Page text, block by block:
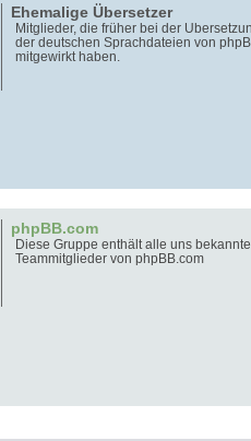
Ehemalige Übersetzer
Mitglieder, die früher bei der
der deutschen Sprachdateien von
mitgewirkt haben.
phpBB.com
Diese Gruppe enthält alle uns
Teammitglieder von phpBB.com